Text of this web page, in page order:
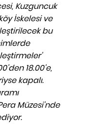
Kuzguncuk
İskelesi ve
bu
18.00'e,
kapalı.
Müzesi'nde